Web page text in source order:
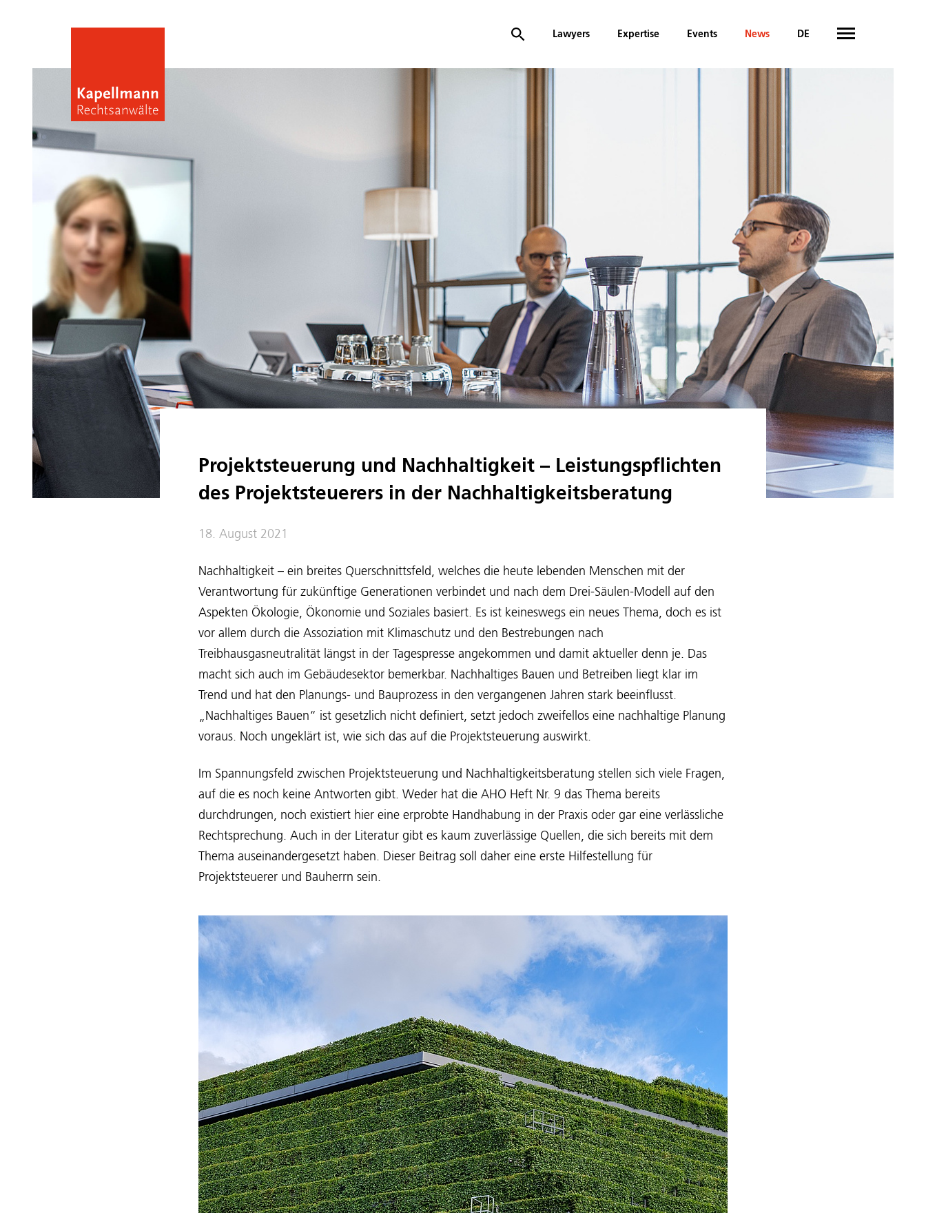
Lawyers Expertise Events News DE
Projektsteuerung und Nachhaltigkeit – Leistungspflichten
des Projektsteuerers in der Nachhaltigkeitsberatung
18. August 2021
Nachhaltigkeit – ein breites Querschnittsfeld, welches die heute lebenden Menschen mit der
Verantwortung für zukünftige Generationen verbindet und nach dem Drei-Säulen-Modell auf den
Aspekten Ökologie, Ökonomie und Soziales basiert. Es ist keineswegs ein neues Thema, doch es ist
vor allem durch die Assoziation mit Klimaschutz und den Bestrebungen nach
Treibhausgasneutralität längst in der Tagespresse angekommen und damit aktueller denn je. Das
macht sich auch im Gebäudesektor bemerkbar. Nachhaltiges Bauen und Betreiben liegt klar im
Trend und hat den Planungs- und Bauprozess in den vergangenen Jahren stark beeinflusst.
„Nachhaltiges Bauen“ ist gesetzlich nicht definiert, setzt jedoch zweifellos eine nachhaltige Planung
voraus. Noch ungeklärt ist, wie sich das auf die Projektsteuerung auswirkt.
Im Spannungsfeld zwischen Projektsteuerung und Nachhaltigkeitsberatung stellen sich viele Fragen,
auf die es noch keine Antworten gibt. Weder hat die AHO Heft Nr. 9 das Thema bereits
durchdrungen, noch existiert hier eine erprobte Handhabung in der Praxis oder gar eine verlässliche
Rechtsprechung. Auch in der Literatur gibt es kaum zuverlässige Quellen, die sich bereits mit dem
Thema auseinandergesetzt haben. Dieser Beitrag soll daher eine erste Hilfestellung für
Projektsteuerer und Bauherrn sein.